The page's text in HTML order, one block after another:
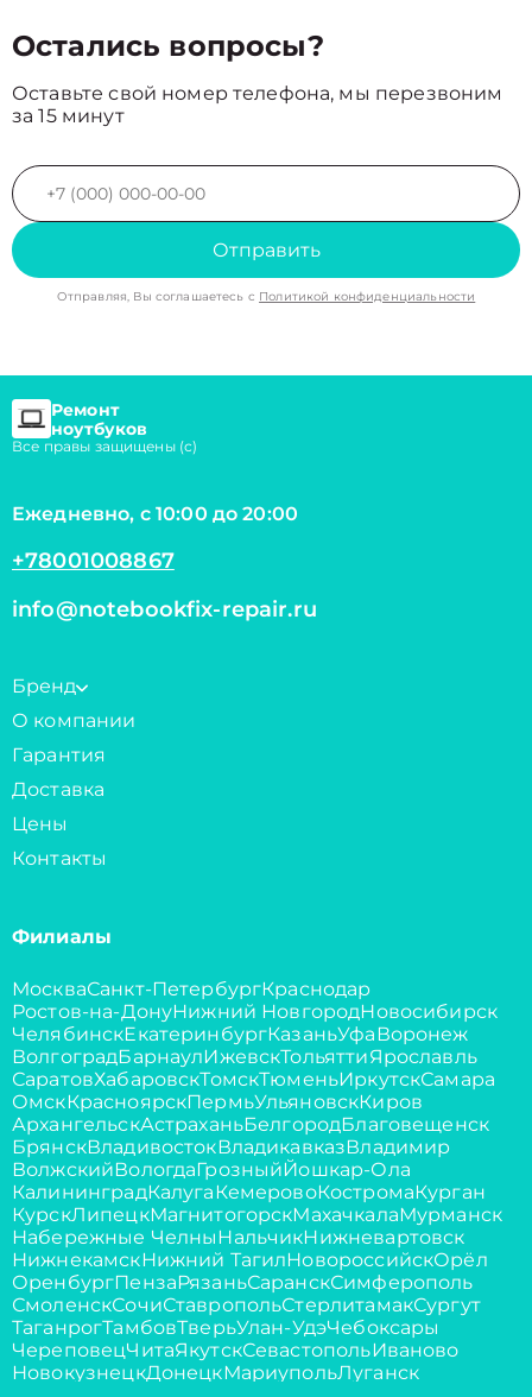
Остались вопросы?
Оставьте свой номер телефона, мы перезвоним
за 15 минут
Отправить
Отправляя, Вы соглашаетесь с Политикой конфиденциальности
Ремонт
ноутбуков
Все правы защищены (с)
Ежедневно, с 10:00 до 20:00
+78001008867
info@notebookfix-repair.ru
Бренд
О компании
Гарантия
Доставка
Цены
Контакты
Филиалы
МоскваСанкт-ПетербургКраснодар
Ростов-на-ДонуНижний НовгородНовосибирск
ЧелябинскЕкатеринбургКазаньУфаВоронеж
ВолгоградБарнаулИжевскТольяттиЯрославль
СаратовХабаровскТомскТюменьИркутскСамара
ОмскКрасноярскПермьУльяновскКиров
АрхангельскАстраханьБелгородБлаговещенск
БрянскВладивостокВладикавказВладимир
ВолжскийВологдаГрозныйЙошкар-Ола
КалининградКалугаКемеровоКостромаКурган
КурскЛипецкМагнитогорскМахачкалаМурманск
Набережные ЧелныНальчикНижневартовск
НижнекамскНижний ТагилНовороссийскОрёл
ОренбургПензаРязаньСаранскСимферополь
СмоленскСочиСтавропольСтерлитамакСургут
ТаганрогТамбовТверьУлан-УдэЧебоксары
ЧереповецЧитаЯкутскСевастопольИваново
НовокузнецкДонецкМариупольЛуганск